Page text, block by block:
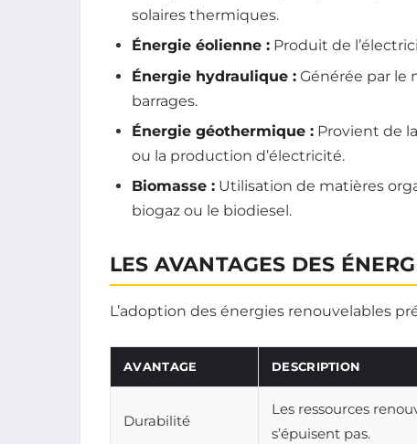
solaires thermiques.
Énergie éolienne : Produit de
Énergie hydraulique : Générée par le
barrages.
Énergie géothermique : Provient de
ou la production d’électricité.
Biomasse : Utilisation de matières
biogaz ou le biodiesel.
LES AVANTAGES DES
L’adoption des énergies renouvelables
AVANTAGE DESCRIPTION
Durabilité
Les ressources
s’épuisent pas.